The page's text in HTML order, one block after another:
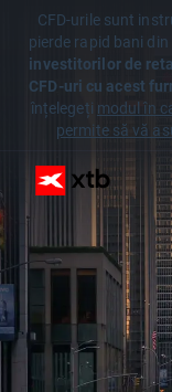
CFD-urile sunt
pierde rapid bani
investitorilor de
CFD-uri cu acest
înțelegeți modul în
permite să vă